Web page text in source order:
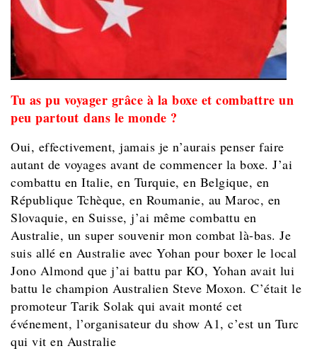
Tu as pu voyager grâce à la boxe et combattre un
peu partout dans le monde ?
Oui, effectivement, jamais je n’aurais penser faire
autant de voyages avant de commencer la boxe. J’ai
combattu en Italie, en Turquie, en Belgique, en
République Tchèque, en Roumanie, au Maroc, en
Slovaquie, en Suisse, j’ai même combattu en
Australie, un super souvenir mon combat là-bas. Je
suis allé en Australie avec Yohan pour boxer le local
Jono Almond que j’ai battu par KO, Yohan avait lui
battu le champion Australien Steve Moxon. C’était le
promoteur Tarik Solak qui avait monté cet
événement, l’organisateur du show A1, c’est un Turc
qui vit en Australie